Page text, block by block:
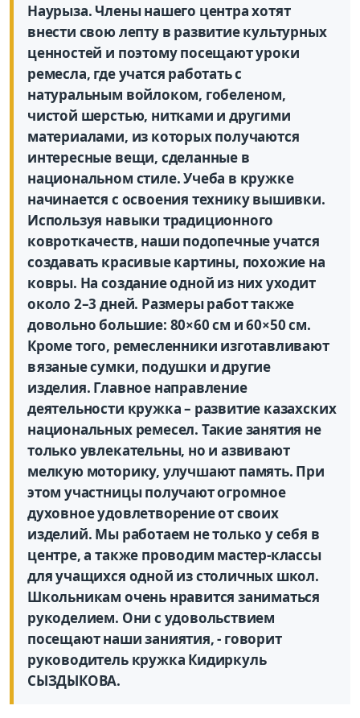
Наурыза. Члены нашего центра хотят
внести свою лепту в развитие культурных
ценностей и поэтому посещают уроки
ремесла, где учатся работать с
натуральным войлоком, гобеленом,
чистой шерстью, нитками и другими
материалами, из которых получаются
интересные вещи, сделанные в
национальном стиле. Учеба в кружке
начинается с освоения технику вышивки.
Используя навыки традиционного
ковроткачеств, наши подопечные учатся
создавать красивые картины, похожие на
ковры. На создание одной из них уходит
около 2–3 дней. Размеры работ также
довольно большие: 80×60 см и 60×50 см.
Кроме того, ремесленники изготавливают
вязаные сумки, подушки и другие
изделия. Главное направление
деятельности кружка – развитие казахских
национальных ремесел. Такие занятия не
только увлекательны, но и азвивают
мелкую моторику, улучшают память. При
этом участницы получают огромное
духовное удовлетворение от своих
изделий. Мы работаем не только у себя в
центре, а также проводим мастер-классы
для учащихся одной из столичных школ.
Школьникам очень нравится заниматься
рукоделием. Они с удовольствием
посещают наши заниятия, - говорит
руководитель кружка Кидиркуль
СЫЗДЫКОВА.